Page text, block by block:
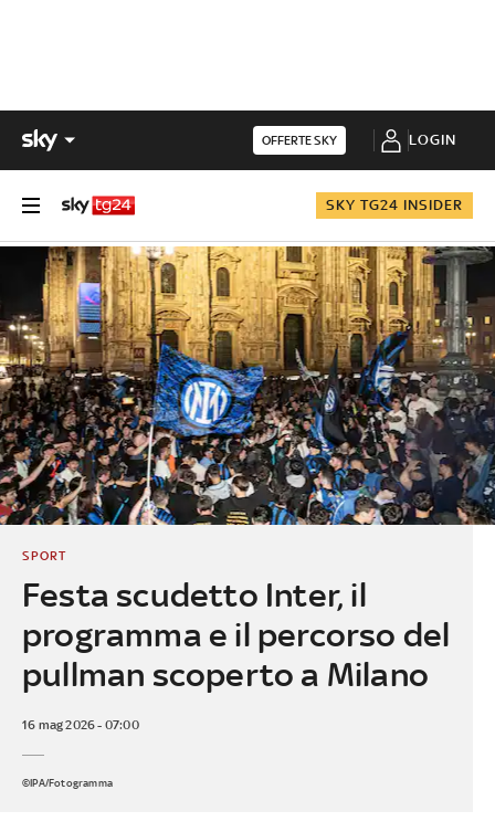
OFFERTE SKY LOGIN
SKY TG24 INSIDER
Festa scudetto Inter, il
programma e il percorso del
pullman scoperto a Milano
SPORT
16 mag 2026 - 07:00
©IPA/Fotogramma